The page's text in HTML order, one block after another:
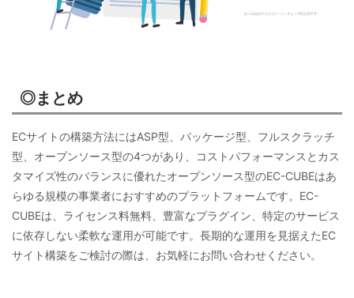
◎まとめ
ECサイトの構築方法にはASP型、パッケージ型、フルスクラッチ
型、オープンソース型の4つがあり、コストパフォーマンスとカス
タマイズ性のバランスに優れたオープンソース型のEC-CUBEはあ
らゆる規模の事業者におすすめのプラットフォームです。EC-
CUBEは、ライセンス料無料、豊富なプラグイン、特定のサービス
に依存しない柔軟な運用が可能です。長期的な運用を見据えたEC
サイト構築をご検討の際は、お気軽にお問い合わせください。